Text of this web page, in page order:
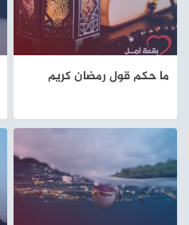
ما حكم قول رمضان كريم